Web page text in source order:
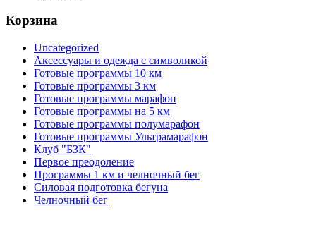
Корзина
Uncategorized
Аксессуары и одежда с символикой
Готовые программы 10 км
Готовые программы 3 км
Готовые программы марафон
Готовые программы на 5 км
Готовые программы полумарафон
Готовые программы Ультрамарафон
Клуб "БЗК"
Первое преодоление
Программы 1 км и челночный бег
Силовая подготовка бегуна
Челночный бег